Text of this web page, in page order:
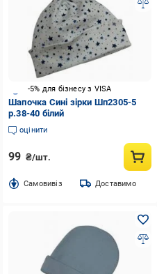
-5% для бізнесу з VISA
Шапочка Сині зірки Шп2305-5
р.38-40 білий
оцінити
99 ₴/шт.
Cамовивіз Доставимо